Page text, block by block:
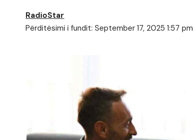
Përditësimi i fundit: September 17, 2025 1:57 pm
RadioStar